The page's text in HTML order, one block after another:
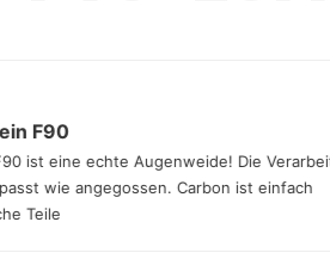
mein F90
F90 ist eine echte Augenweide! Die
er passt wie angegossen. Carbon ist
Teile